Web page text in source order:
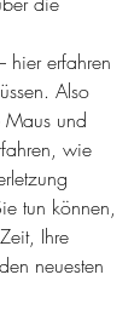
hier erfahren
Also
und
wie
tun können,
Ihre
neuesten